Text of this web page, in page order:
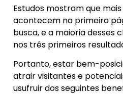
Estudos mostram que
acontecem na primeira
busca, e a maioria desses
nos três primeiros
Portanto, estar bem-
atrair visitantes e
usufruir dos seguintes